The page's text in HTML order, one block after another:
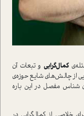
کمال‌گرايي و تبعات آن
از چالش‌هاي شايع حوزه‌ي
شناس مفصل در اين باره